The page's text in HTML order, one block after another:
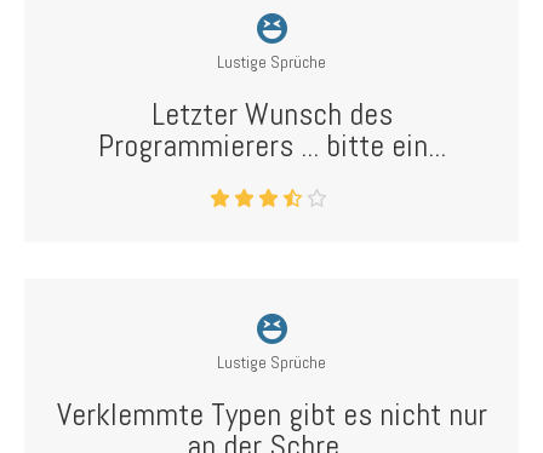
Lustige Sprüche
Letzter Wunsch des
Programmierers ... bitte ein...
Lustige Sprüche
Verklemmte Typen gibt es nicht nur